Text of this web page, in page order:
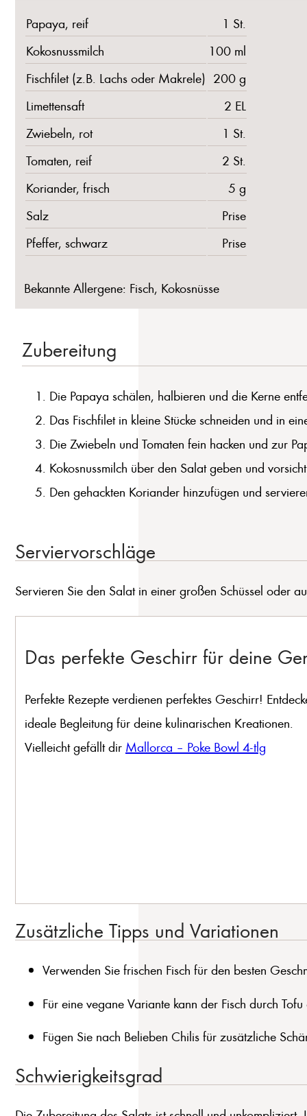
Papaya, reif
1 St.
Kokosnussmilch
100 ml
Fischfilet (z.B. Lachs oder Makrele) 200 g
Limettensaft
2 EL
Zwiebeln, rot
1 St.
Tomaten, reif
2 St.
Koriander, frisch
5 g
Salz
Prise
Pfeffer, schwarz
Prise
Bekannte Allergene: Fisch, Kokosnüsse
Zubereitung
Die Papaya schälen, halbieren und die Kerne
Das Fischfilet in kleine Stücke schneiden und in
Die Zwiebeln und Tomaten fein hacken und zur
Kokosnussmilch über den Salat geben und
Den gehackten Koriander hinzufügen und
Serviervorschläge
Servieren Sie den Salat in einer großen Schüssel oder
Das perfekte Geschirr für deine
Perfekte Rezepte verdienen perfektes Geschirr!
ideale Begleitung für deine kulinarischen Kreationen.
Vielleicht gefällt dir Mallorca – Poke Bowl 4-tlg
Zusätzliche Tipps und Variationen
Verwenden Sie frischen Fisch für den besten
Für eine vegane Variante kann der Fisch durch
Fügen Sie nach Belieben Chilis für zusätzliche
Schwierigkeitsgrad